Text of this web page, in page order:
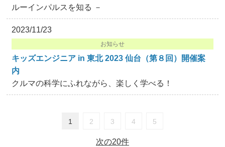
ルーインパルスを知る －
2023/11/23
お知らせ
キッズエンジニア in 東北 2023 仙台（第８回）開催案
内
クルマの科学にふれながら、楽しく学べる！
1 2 3 4 5
次の20件